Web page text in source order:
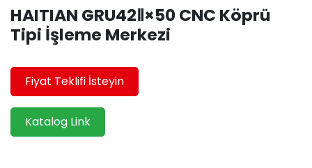
HAITIAN GRU42Ⅱ×50 CNC Köprü
Tipi İşleme Merkezi
Fiyat Teklifi İsteyin
Katalog Link